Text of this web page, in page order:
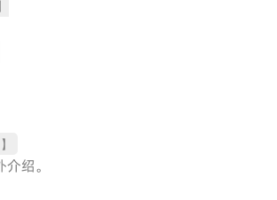
绍。